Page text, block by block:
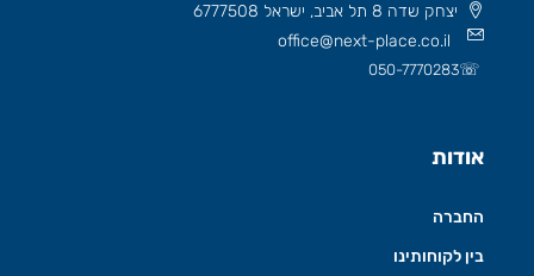
יצחק שדה 8 תל אביב, ישראל 6777508
office@next-place.co.il
☏
050-7770283
אודות
החברה
בין לקוחותינו